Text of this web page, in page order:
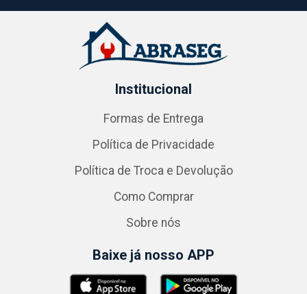
Institucional
Formas de Entrega
Política de Privacidade
Política de Troca e Devolução
Como Comprar
Sobre nós
Baixe já nosso APP